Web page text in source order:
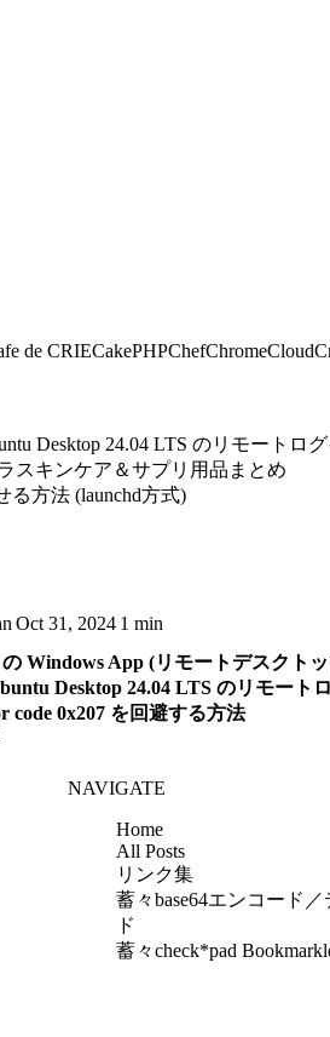
de CRIECakePHPChefChromeCloud
Desktop 24.04 LTS のリモートロ
スキンケア＆サプリ用品まとめ
る方法 (launchd方式)
Oct 31, 2024 1 min
Windows App (リモートデスクト
Desktop 24.04 LTS のリモート
code 0x207 を回避する方法
NAVIGATE
Home
All Posts
リンク集
蓄々base64エンコード／
ド
蓄々check*pad